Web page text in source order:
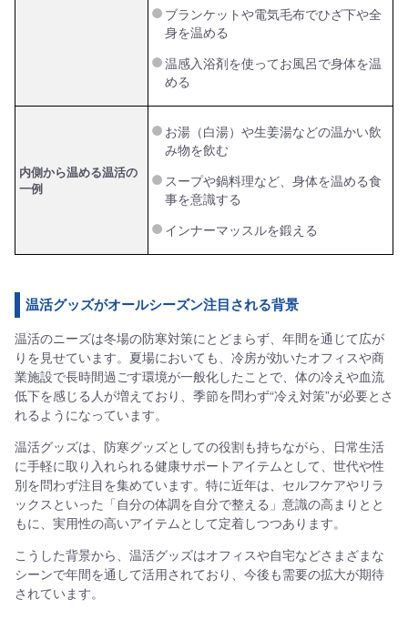
ブランケットや電気毛布でひざ下や全
身を温める
温感入浴剤を使ってお風呂で身体を温
める
内側から温める温活の
一例
お湯（白湯）や生姜湯などの温かい飲
み物を飲む
スープや鍋料理など、身体を温める食
事を意識する
インナーマッスルを鍛える
温活グッズがオールシーズン注目される背景
温活のニーズは冬場の防寒対策にとどまらず、年間を通じて広が
りを見せています。夏場においても、冷房が効いたオフィスや商
業施設で長時間過ごす環境が一般化したことで、体の冷えや血流
低下を感じる人が増えており、季節を問わず“冷え対策”が必要とさ
れるようになっています。
温活グッズは、防寒グッズとしての役割も持ちながら、日常生活
に手軽に取り入れられる健康サポートアイテムとして、世代や性
別を問わず注目を集めています。特に近年は、セルフケアやリラ
ックスといった「自分の体調を自分で整える」意識の高まりとと
もに、実用性の高いアイテムとして定着しつつあります。
こうした背景から、温活グッズはオフィスや自宅などさまざまな
シーンで年間を通して活用されており、今後も需要の拡大が期待
されています。